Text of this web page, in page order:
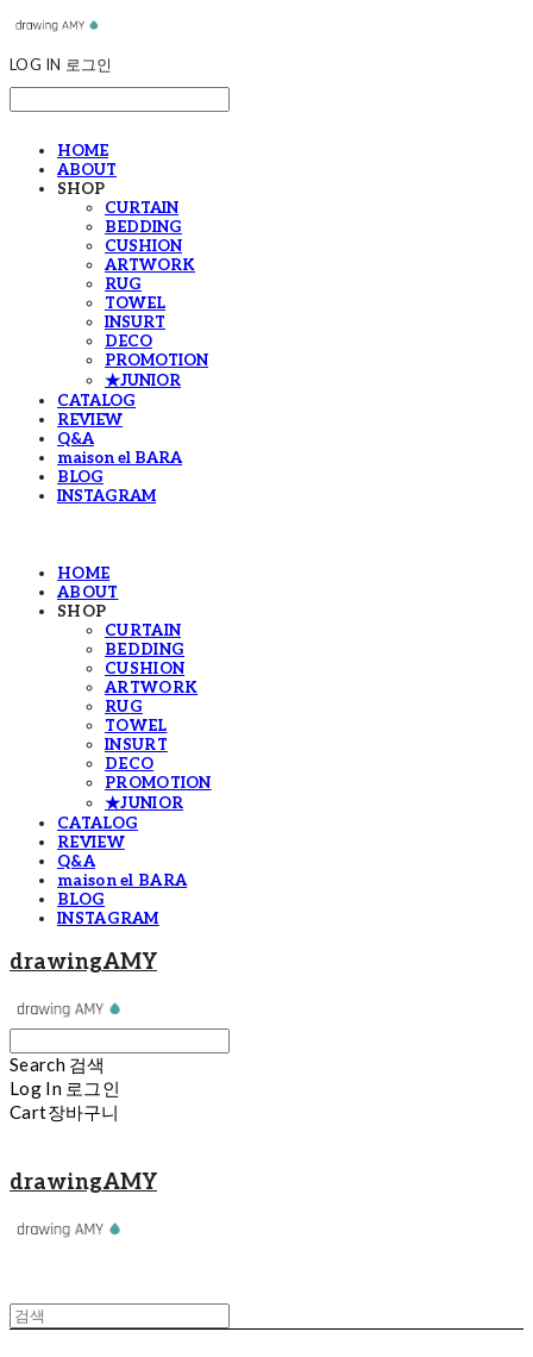
LOG IN 로그인
HOME
ABOUT
SHOP
CURTAIN
BEDDING
CUSHION
ARTWORK
RUG
TOWEL
INSURT
DECO
PROMOTION
★JUNIOR
CATALOG
REVIEW
Q&A
maison el BARA
BLOG
INSTAGRAM
HOME
ABOUT
SHOP
CURTAIN
BEDDING
CUSHION
ARTWORK
RUG
TOWEL
INSURT
DECO
PROMOTION
★JUNIOR
CATALOG
REVIEW
Q&A
maison el BARA
BLOG
INSTAGRAM
drawingAMY
Search 검색
Log In 로그인
Cart장바구니
drawingAMY